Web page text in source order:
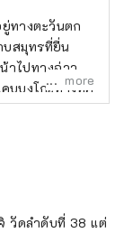
ทางตะวันตก
บสมุทรที่ยื่น
าไปทางอ่าว
บบุงโกะทางทิศ
มือง และ
มชายฝั่ง และ
ในประเทศ
more
วัดลำดับที่ 38 แต่